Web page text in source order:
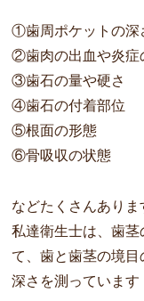
①歯周ポケットの深
②歯肉の出血や炎症
③歯石の量や硬さ
④歯石の付着部位
⑤根面の形態
⑥骨吸収の状態
などたくさんありま
私達衛生士は、歯
て、歯と歯茎の境目
深さを測っています